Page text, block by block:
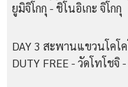
ยูมิจิโกกุ - ชิโนอิเกะ จิโกกุ
DAY 3 สะพานแขวนโคโ
DUTY FREE - วัดโทโชจิ